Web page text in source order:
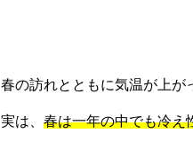
春の訪れとともに気温が上が
実は、 春は一年の中でも冷え